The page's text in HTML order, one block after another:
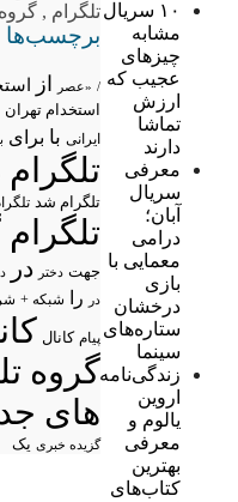
۱۰ سریال
مشابه
چیزهای
عجیب که
ارزش
تماشا
دارند
معرفی
سریال
آبان؛
درامی
معمایی با
بازی
درخشان
ستاره‌های
سینما
زندگی‌نامه
اروین
یالوم و
معرفی
بهترین
کتاب‌های
تلگرام ,
برچسب‌ها
/ «عصر از
استخدام تهران
ایرانی با برای
تلگرام
تلگرام شد
جهت دختر در
در
را شبکه +
پیام کانال
گروه
های
گزیده خبری یک